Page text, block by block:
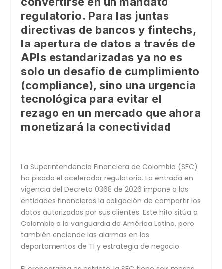
regulatorio. Para las juntas
directivas de bancos y fintechs,
la apertura de datos a través de
APIs estandarizadas ya no es
solo un desafío de cumplimiento
(compliance), sino una urgencia
tecnológica para evitar el
rezago en un mercado que ahora
monetizará la conectividad
La Superintendencia Financiera de Colombia (SFC)
ha pisado el acelerador regulatorio. La entrada en
vigencia del Decreto 0368 de 2026 impone a las
entidades financieras la obligación de compartir los
datos autorizados por sus clientes. Este hito sitúa a
Colombia a la vanguardia de América Latina, pero
también enciende las alarmas en los
departamentos de TI y estrategia de negocio.